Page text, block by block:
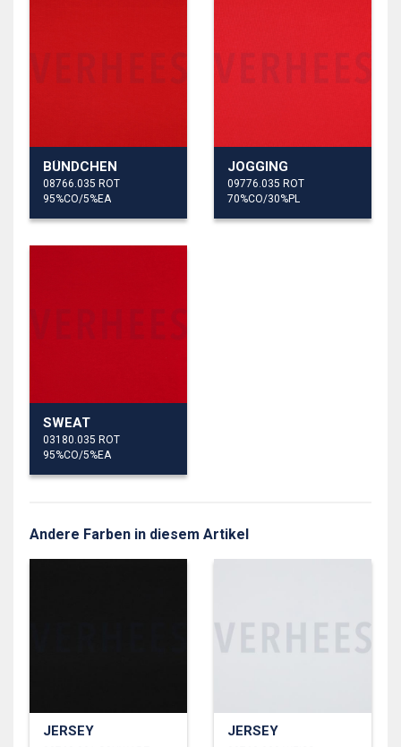
BÜNDCHEN
08766.035 ROT
95%CO/5%EA
JOGGING
09776.035 ROT
70%CO/30%PL
SWEAT
03180.035 ROT
95%CO/5%EA
Andere Farben in diesem Artikel
JERSEY JERSEY